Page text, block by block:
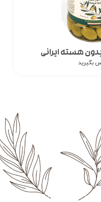
هسته ایرانی
بگیرید
با هدف سازماندهی و ایجاد ارتباط مستقیم بین زنجیره